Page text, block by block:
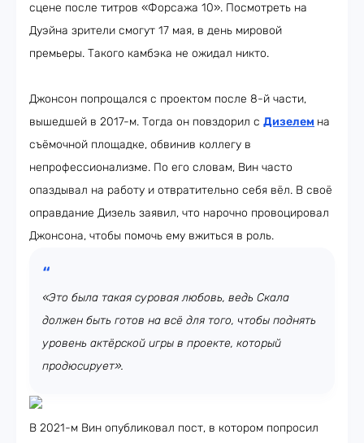
сцене после титров «Форсажа 10». Посмотреть на
Дуэйна зрители смогут 17 мая, в день мировой
премьеры. Такого камбэка не ожидал никто.
Джонсон попрощался с проектом после 8-й части,
вышедшей в 2017-м. Тогда он повздорил с Дизелем на
съёмочной площадке, обвинив коллегу в
непрофессионализме. По его словам, Вин часто
опаздывал на работу и отвратительно себя вёл. В своё
оправдание Дизель заявил, что нарочно провоцировал
Джонсона, чтобы помочь ему вжиться в роль.
«Это была такая суровая любовь, ведь Скала
должен быть готов на всё для того, чтобы поднять
уровень актёрской игры в проекте, который
продюсирует».
В 2021-м Вин опубликовал пост, в котором попросил